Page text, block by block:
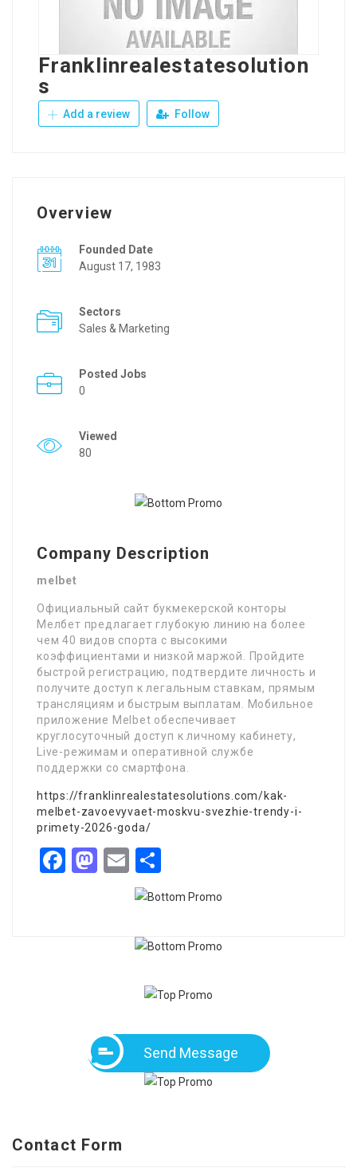
Franklinrealestatesolution
s
Add a review Follow
Overview
Founded Date
August 17, 1983
Sectors
Sales & Marketing
Posted Jobs
0
Viewed
80
Company Description
melbet
Официальный сайт букмекерской конторы
Мелбет предлагает глубокую линию на более
чем 40 видов спорта с высокими
коэффициентами и низкой маржой. Пройдите
быстрой регистрацию, подтвердите личность и
получите доступ к легальным ставкам, прямым
трансляциям и быстрым выплатам. Мобильное
приложение Melbet обеспечивает
круглосуточный доступ к личному кабинету,
Live-режимам и оперативной службе
поддержки со смартфона.
https://franklinrealestatesolutions.com/kak-
melbet-zavoevyvaet-moskvu-svezhie-trendy-i-
primety-2026-goda/
Facebook
Mastodon
Email
Send Message
Contact Form